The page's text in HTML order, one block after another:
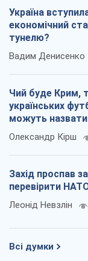
Україна
економічний
тунелю?
Вадим Денисенко
Чий буде Крим,
українських
можуть
Олександр Кірш
Захід проспав
перевірити
Леонід Невзлін
Всі думки